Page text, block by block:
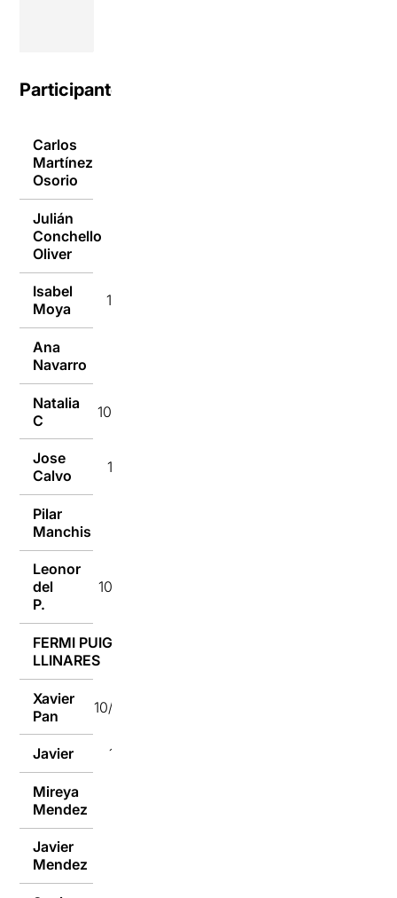
Participantes
Carlos
Martínez
Osorio
Julián
Conchello
Oliver
Isabel
Moya
10/07/2018
Ana
Navarro
Natalia
C
10/07/2018
Jose
Calvo
10/07/2018
Pilar
Manchis
Leonor
del
P.
10/07/2018
FERMI PUIG
LLINARES
Xavier
Pan
10/07/2018
Javier 10/07/2018
Mireya
Mendez
Javier
Mendez